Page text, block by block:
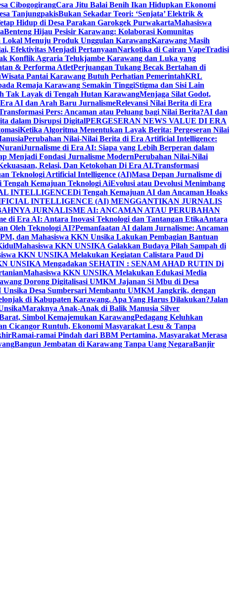
CibogogirangCara Jitu Balai Benih Ikan Hidupkan Ekonomi
TanjungpakisBukan Sekadar Teori: ‘Senjata’ Elektrik &
Hidup di Desa Parakan Garokgek PurwakartaMahasiswa
Benteng Hijau Pesisir Karawang: Kolaborasi Komunitas
Menuju Produk Unggulan KarawangKarawang Masih
Efektivitas Menjadi PertanyaanNarkotika di Cairan VapeTradisi
Konflik Agraria Telukjambe Karawang dan Luka yang
& Performa AtletPerjuangan Tukang Becak Bertahan di
Wisata Pantai Karawang Butuh Perhatian PemerintahKRL
Remaja Karawang Semakin TinggiStigma dan Sisi Lain
Tak Layak di Tengah Hutan KarawangMenjaga Silat Godot,
AI dan Arah Baru JurnalismeRelevansi Nilai Berita di Era
Pers: Ancaman atau Peluang bagi Nilai Berita?AI dan
dalam Disrupsi DigitalPERGESERAN NEWS VALUE DI ERA
Ketika Algoritma Menentukan Layak Berita: Pergeseran Nilai
Perubahan Nilai-Nilai Berita di Era Artificial Intelligence:
Jurnalisme di Era AI: Siapa yang Lebih Berperan dalam
Menjadi Fondasi Jurnalisme ModernPerubahan Nilai-Nilai
Relasi, Dan Ketokohan Di Era AI.Transformasi
Teknologi Artificial Intelligence (AI)Masa Depan Jurnalisme di
Tengah Kemajuan Teknologi AiEvolusi atau Devolusi Menimbang
INTELLIGENCEDi Tengah Kemajuan AI dan Ancaman Hoaks
INTELLIGENCE (AI) MENGGANTIKAN JURNALIS
JURNALISME AI: ANCAMAN ATAU PERUBAHAN
di Era AI: Antara Inovasi Teknologi dan Tantangan EtikaAntara
Oleh Teknologi AI?Pemanfaatan AI dalam Jurnalisme: Ancaman
dan Mahasiswa KKN Unsika Lakukan Pembagian Bantuan
Mahasiswa KKN UNSIKA Galakkan Budaya Pilah Sampah di
KKN UNSIKA Melakukan Kegiatan Calistara Paud Di
UNSIKA Mengadakan SEHATIN : SENAM AHAD RUTIN Di
Mahasiswa KKN UNSIKA Melakukan Edukasi Media
Dorong Digitalisasi UMKM Jajanan Si Mbu di Desa
Unsika Desa Sumbersari Membantu UMKM Jangkrik, dengan
di Kabupaten Karawang. Apa Yang Harus Dilakukan?Jalan
Maraknya Anak-Anak di Balik Manusia Silver
Simbol Kemajemukan KarawangPedagang Keluhkan
Cicangor Runtuh, Ekonomi Masyarakat Lesu & Tanpa
Ramai-ramai Pindah dari BBM Pertamina, Masyarakat Merasa
Bangun Jembatan di Karawang Tanpa Uang NegaraBanjir